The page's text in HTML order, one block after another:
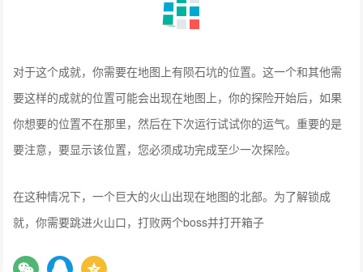
对于这个成就，你需要在地图上有陨石坑的位置。这一个和其他需
要这样的成就的位置可能会出现在地图上，你的探险开始后，如果
你想要的位置不在那里，然后在下次运行试试你的运气。重要的是
要注意，要显示该位置，您必须成功完成至少一次探险。
在这种情况下，一个巨大的火山出现在地图的北部。为了解锁成
就，你需要跳进火山口，打败两个boss并打开箱子